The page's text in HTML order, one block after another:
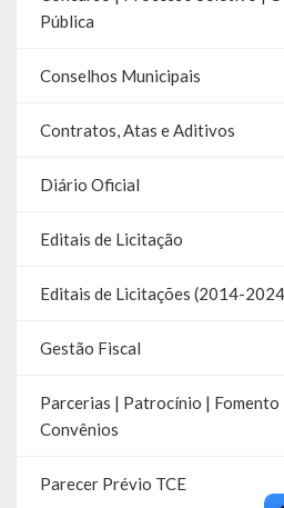
Calendário de Eventos
Galeria de Fotos
Vídeos
Notícias
Publicações
Contratos | Atas | Aditivos
Parcerias | Patrocínio | Fomento |
Pública
Conselhos Municipais
Contratos, Atas e Aditivos
Diário Oficial
Editais de Licitação
Editais de Licitações (2014-
Gestão Fiscal
Parcerias | Patrocínio | Fomento
Convênios
Parecer Prévio TCE